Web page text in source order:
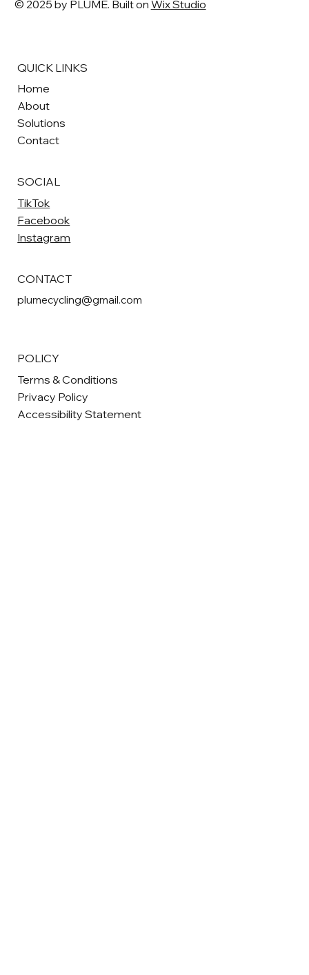
© 2025 by PLUME. Built on Wix Studio
QUICK LINKS
Home
About
Solutions
Contact
SOCIAL
TikTok
Facebook
Instagram
CONTACT
plumecycling@gmail.com
POLICY
Terms & Conditions
Privacy Policy
Accessibility Statement